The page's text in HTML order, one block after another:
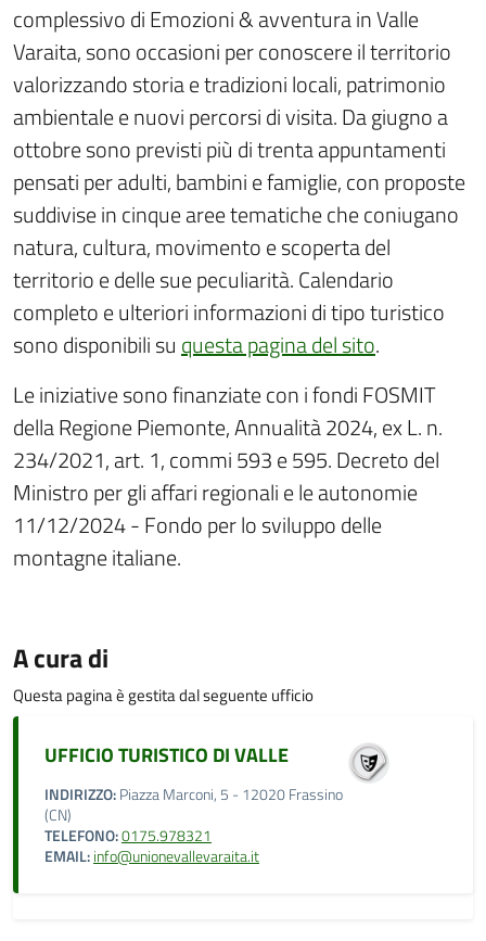
complessivo di Emozioni & avventura in Valle
Varaita, sono occasioni per conoscere il territorio
valorizzando storia e tradizioni locali, patrimonio
ambientale e nuovi percorsi di visita. Da giugno a
ottobre sono previsti più di trenta appuntamenti
pensati per adulti, bambini e famiglie, con proposte
suddivise in cinque aree tematiche che coniugano
natura, cultura, movimento e scoperta del
territorio e delle sue peculiarità. Calendario
completo e ulteriori informazioni di tipo turistico
sono disponibili su questa pagina del sito.
Le iniziative sono finanziate con i fondi FOSMIT
della Regione Piemonte, Annualità 2024, ex L. n.
234/2021, art. 1, commi 593 e 595. Decreto del
Ministro per gli affari regionali e le autonomie
11/12/2024 - Fondo per lo sviluppo delle
montagne italiane.
A cura di
Questa pagina è gestita dal seguente ufficio
UFFICIO TURISTICO DI VALLE
INDIRIZZO:Piazza Marconi, 5 - 12020 Frassino
(CN)
TELEFONO:0175.978321
EMAIL:info@unionevallevaraita.it